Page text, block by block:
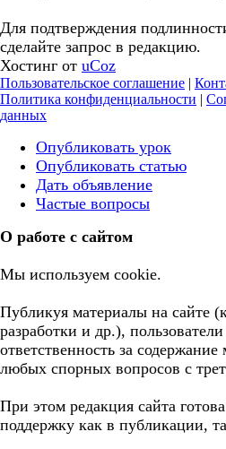
Для подтверждения
сделайте запрос в редакцию.
Хостинг от uCoz
Пользовательское соглашение |
Политика конфиденциальности |
данных
Опубликовать урок
Опубликовать статью
Дать объявление
Частые вопросы
О работе с сайтом
Мы используем cookie.
Публикуя материалы на сайте
разработки и др.),
ответственность за
любых спорных вопросов с
При этом редакция сайта
поддержку как в публикации,